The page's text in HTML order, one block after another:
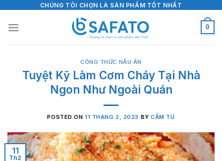
content
CHÚNG TÔI CHỌN LÀ SẢN PHẨM TỐT NHẤT
0
CÔNG THỨC NẤU ĂN
Tuyệt Kỹ Làm Cơm Cháy Tại Nhà
Ngon Như Ngoài Quán
POSTED ON 11 THÁNG 2, 2023 BYCẨM TÚ
11
Th2